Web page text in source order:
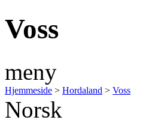
Voss
meny
Hjemmeside > Hordaland > Voss
Norsk